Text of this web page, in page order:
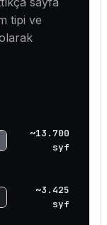
tipi ve
~13.700
syf
~3.425
syf